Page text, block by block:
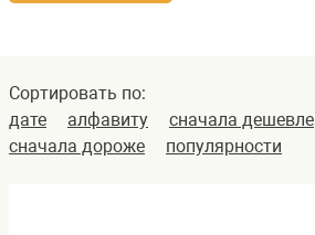
Сортировать по:
дате
алфавиту
сначала дешевле
сначала дороже
популярности